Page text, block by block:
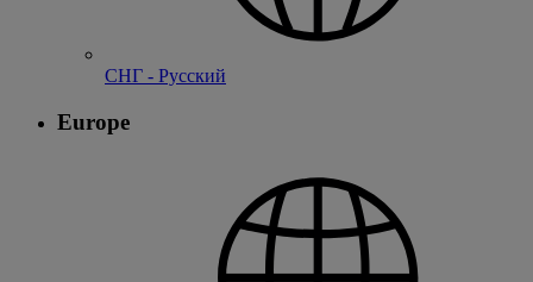
СНГ - Русский
Europe